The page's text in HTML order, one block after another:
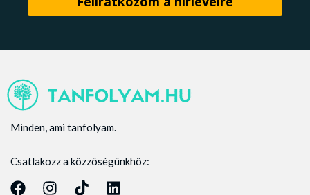
Minden, ami tanfolyam.
Csatlakozz a közzöségünkhöz: